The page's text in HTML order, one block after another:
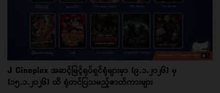
J Cineplex အဆင့်မြင့်ရုပ်ရှင်ရုံများမှာ (၉.၁.၂၀၂၆) မှ
(၁၅.၁.၂၀၂၆) ထိ ရုံတင်ပြသမည့်ဇာတ်ကားများ